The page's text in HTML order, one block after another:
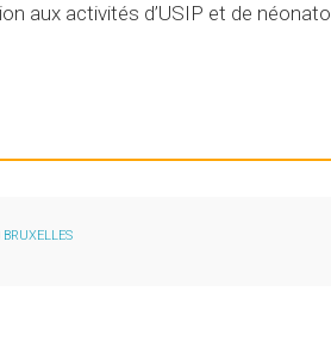
aux activités d’USIP et de